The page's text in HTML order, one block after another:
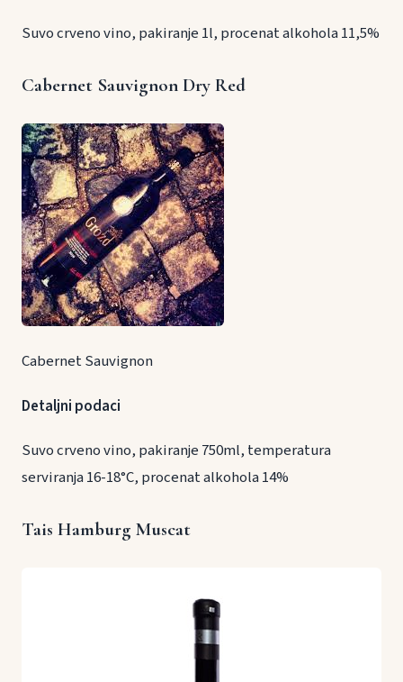
Suvo crveno vino, pakiranje 1l, procenat alkohola 11,5%
Cabernet Sauvignon Dry Red
Cabernet Sauvignon
Detaljni podaci
Suvo crveno vino, pakiranje 750ml, temperatura
serviranja 16-18°C, procenat alkohola 14%
Tais Hamburg Muscat